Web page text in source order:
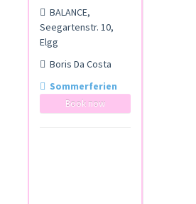
BALANCE,
Seegartenstr. 10,
Elgg
Boris Da Costa
Sommerferien
Book now